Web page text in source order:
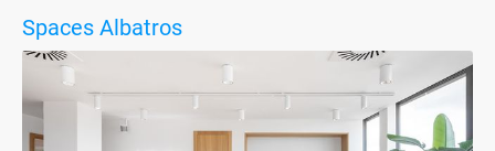
Spaces Albatros